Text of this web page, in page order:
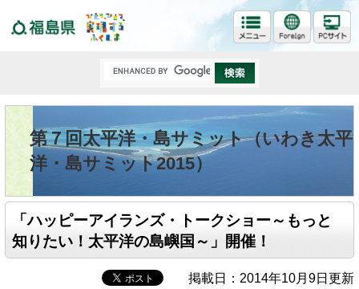
第７回太平洋・島サミット（いわき太平
洋・島サミット2015）
「ハッピーアイランズ・トークショー～もっと
知りたい！太平洋の島嶼国～」開催！
掲載日：2014年10月9日更新